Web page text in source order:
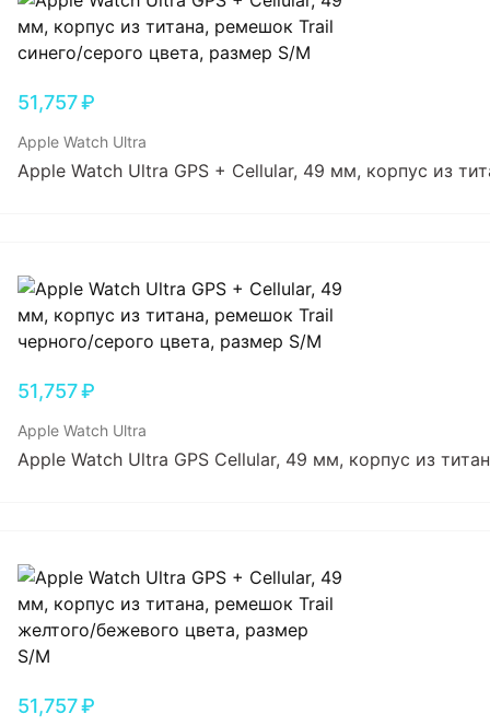
51,757₽
Apple Watch Ultra
Apple Watch Ultra GPS + Cellular, 49 мм, корпус из
51,757₽
Apple Watch Ultra
Apple Watch Ultra GPS Cellular, 49 мм, корпус из
51,757₽